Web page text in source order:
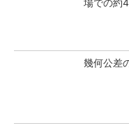
場での約
幾何公差